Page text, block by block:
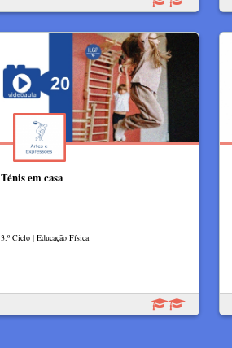
Ténis em casa
3.º Ciclo | Educação Física